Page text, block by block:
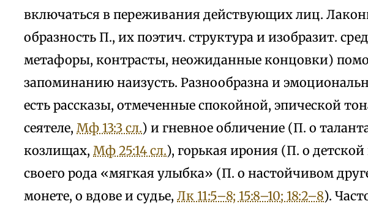
включаться в переживания действующих лиц.
образность П., их поэтич. структура и изобразит.
метафоры, контрасты, неожиданные концовки)
запоминанию наизусть. Разнообразна и
есть рассказы, отмеченные спокойной, эпической
сеятеле, Мф 13:3 сл.) и гневное обличение (П. о
козлищах, Мф 25:14 сл.), горькая ирония (П. о детской
своего рода «мягкая улыбка» (П. о настойчивом
монете, о вдове и судье, Лк 11:5–8; 15:8–10; 18:2–8).